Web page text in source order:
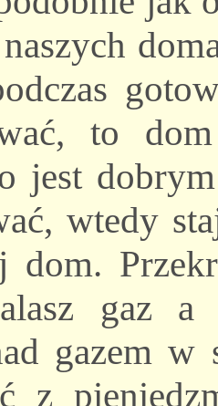
to
jest
wtedy
dom.
gaz
gazem
z